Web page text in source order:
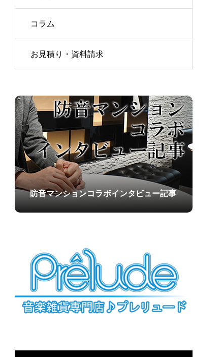
コラム
お見積り・資料請求
防音マンションコラボインタビュー記事